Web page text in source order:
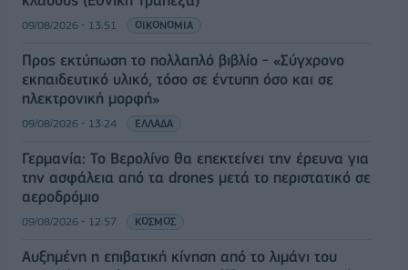
09/08/2026 - 13:51 ΟΙΚΟΝΟΜΙΑ
Προς εκτύπωση το πολλαπλό βιβλίο - «Σύγχρονο
εκπαιδευτικό υλικό, τόσο σε έντυπη όσο και σε
ηλεκτρονική μορφή»
09/08/2026 - 13:24 ΕΛΛΑΔΑ
Γερμανία: Το Βερολίνο θα επεκτείνει την έρευνα για
την ασφάλεια από τα drones μετά το περιστατικό σε
αεροδρόμιο
09/08/2026 - 12:57 ΚΟΣΜΟΣ
Αυξημένη η επιβατική κίνηση από το λιμάνι του